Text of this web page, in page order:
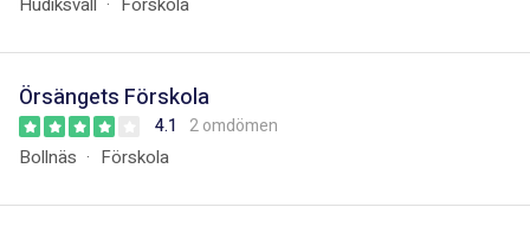
Örsängets Förskola
4.1 2 omdömen
Bollnäs Förskola